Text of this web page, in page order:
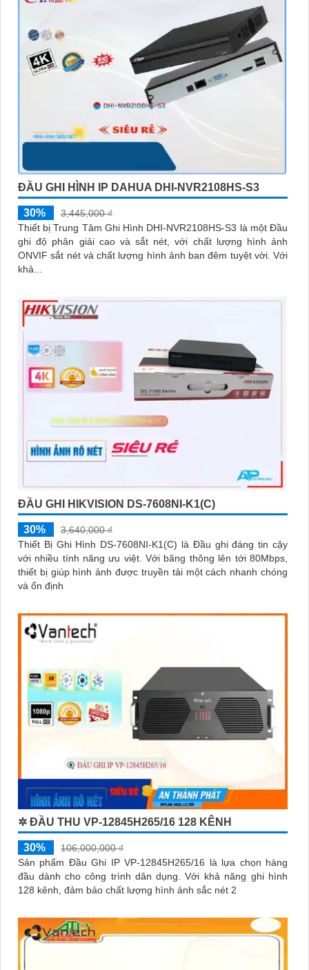
ĐẦU GHI HÌNH IP DAHUA DHI-NVR2108HS-S3
30%
3,445,000 ₫
Thiết bị Trung Tâm Ghi Hình DHI-NVR2108HS-S3 là một Đầu
ghi độ phân giải cao và sắt nét, với chất lượng hình ảnh
ONVIF sắt nét và chất lượng hình ảnh ban đêm tuyệt vời. Với
khả...
ĐẦU GHI HIKVISION DS-7608NI-K1(C)
30%
3,640,000 ₫
Thiết Bị Ghi Hình DS-7608NI-K1(C) là Đầu ghi đáng tin cậy
với nhiều tính năng ưu việt. Với băng thông lên tới 80Mbps,
thiết bị giúp hình ảnh được truyền tải một cách nhanh chóng
và ổn định
✲ ĐẦU THU VP-12845H265/16 128 KÊNH
30%
106,000,000 ₫
Sản phẩm Đầu Ghi IP VP-12845H265/16 là lựa chọn hàng
đầu dành cho công trình dân dụng. Với khả năng ghi hình
128 kênh, đảm bảo chất lượng hình ảnh sắc nét 2